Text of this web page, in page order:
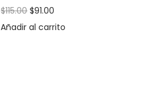
$115.00 $91.00
Añadir al carrito